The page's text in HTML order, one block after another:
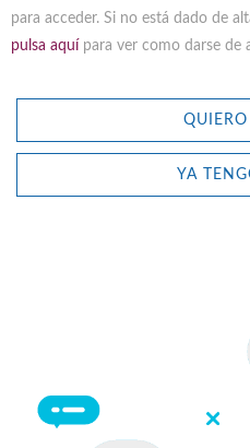
para acceder. Si no está dado de
pulsa aquí para ver como darse de
YA